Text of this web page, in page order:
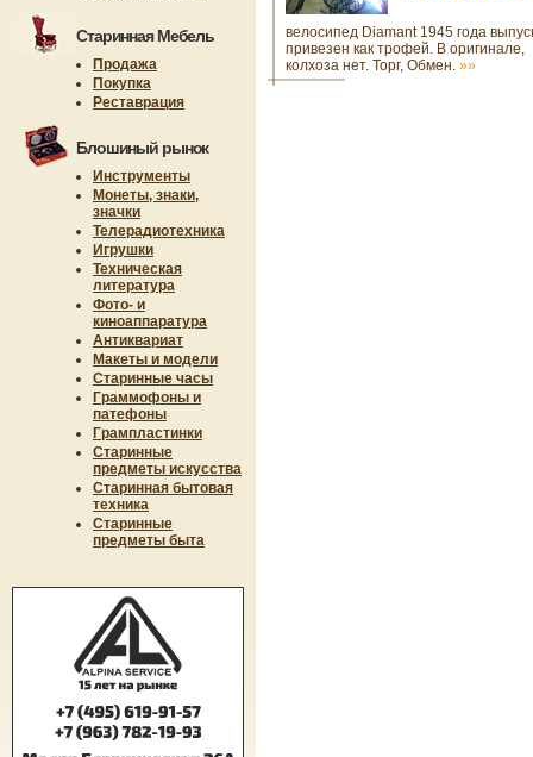
Старинная Мебель
Продажа
Покупка
Реставрация
Блошиный рынок
Инструменты
Монеты, знаки,
значки
Телерадиотехника
Игрушки
Техническая
литература
Фото- и
киноаппаратура
Антиквариат
Макеты и модели
Старинные часы
Граммофоны и
патефоны
Грампластинки
Старинные
предметы искусства
Старинная бытовая
техника
Старинные
предметы быта
велосипед Diamant 1945 года
привезен как трофей. В оригинале,
колхоза нет. Торг, Обмен. »»